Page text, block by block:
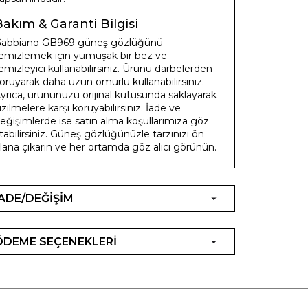
& Garanti Bilgisi
GB969 güneş gözlüğünü
için yumuşak bir bez ve
kullanabilirsiniz. Ürünü darbelerden
daha uzun ömürlü kullanabilirsiniz.
ürününüzü orijinal kutusunda saklayarak
karşı koruyabilirsiniz. İade ve
ise satın alma koşullarımıza göz
Güneş gözlüğünüzle tarzınızı ön
çıkarın ve her ortamda göz alıcı görünün.
DEĞİŞİM
SEÇENEKLERİ